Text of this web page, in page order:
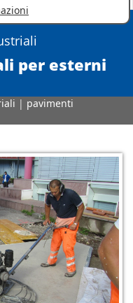
per esterni
| pavimenti